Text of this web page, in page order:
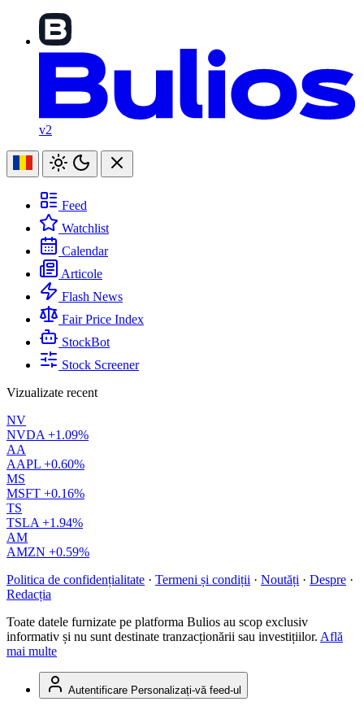
v2
Feed
Watchlist
Calendar
Articole
Flash News
Fair Price Index
StockBot
Stock Screener
Vizualizate recent
NV
NVDA +1.09%
AA
AAPL +0.60%
MS
MSFT +0.16%
TS
TSLA +1.94%
AM
AMZN +0.59%
Politica de confidențialitate · Termeni și condiții · Noutăți · Despre ·
Redacția
Toate datele furnizate pe platforma Bulios au scop exclusiv
informativ și nu sunt destinate tranzacționării sau investițiilor. Află
mai multe
Autentificare Personalizați-vă feed-ul